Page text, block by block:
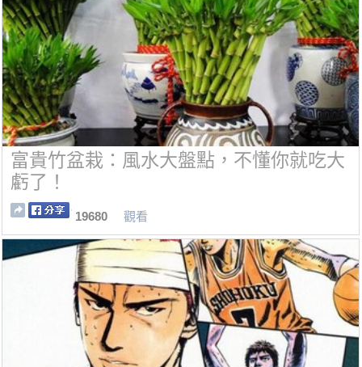
富貴竹盆栽：風水大盤點，不懂你就吃大
虧了！
19680 觀看